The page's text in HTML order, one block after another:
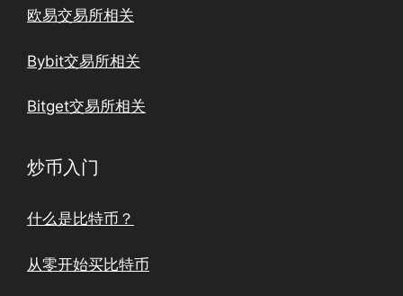
欧易交易所相关
Bybit交易所相关
Bitget交易所相关
炒币入门
什么是比特币？
从零开始买比特币